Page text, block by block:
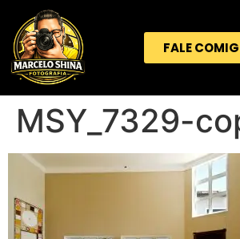
FALE
MSY_7329-